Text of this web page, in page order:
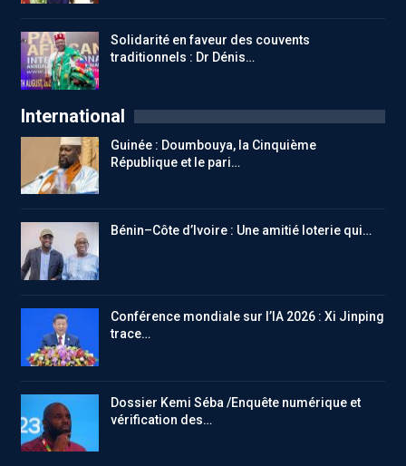
Solidarité en faveur des couvents
traditionnels : Dr Dénis…
International
Guinée : Doumbouya, la Cinquième
République et le pari…
Bénin–Côte d’Ivoire : Une amitié loterie qui…
Conférence mondiale sur l’IA 2026 : Xi Jinping
trace…
Dossier Kemi Séba /Enquête numérique et
vérification des…